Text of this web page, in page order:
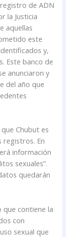
de ADN
la Justicia
aquellas
este
y,
Este banco de
anunciaron y
del año que
Chubut es
registros. En
información
sexuales”.
quedarán
contiene la
con
sexual que